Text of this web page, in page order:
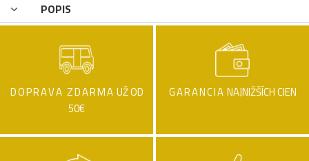
POPIS
DOPRAVA ZDARMA UŽ OD
50€
GARANCIA NAJNIŽŠÍCH CIEN